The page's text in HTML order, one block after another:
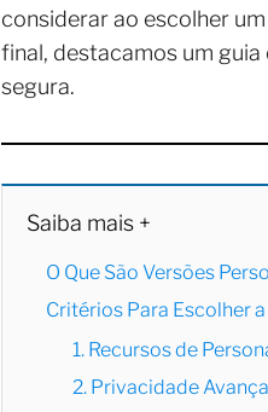
considerar ao escolher
final, destacamos um
segura.
Saiba mais +
O Que São Versões
Critérios Para Escolher
1. Recursos de
2. Privacidade